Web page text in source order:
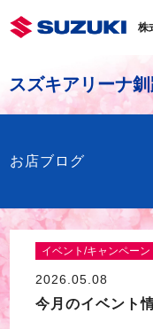
株
スズキアリーナ
お店ブログ
イベント/キャンペーン
2026.05.08
今月のイベント